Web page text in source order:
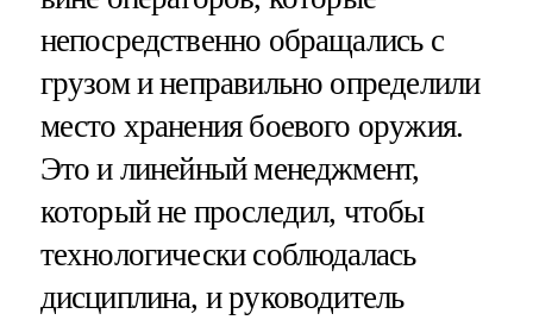
непосредственно обращались с
грузом и неправильно определили
место хранения боевого оружия.
Это и линейный менеджмент,
который не проследил, чтобы
технологически соблюдалась
дисциплина, и руководитель